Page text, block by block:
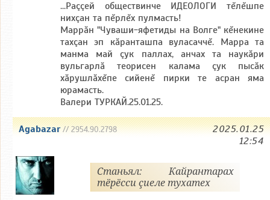
...Раççей обществинче ИДЕОЛОГИ тĕлĕшпе
нихçан та пĕрлĕх пулмасть!
Маррăн "Чуваши-яфетиды на Волге" кĕнекине
тахçан эп кăранташпа вуласаччĕ. Марра та
манма май çук паллах, анчах та наукăри
вульгарлă теорисен калама çук пысăк
хăрушлăхĕпе сийенĕ пирки те асран яма
юрамасть.
Валери ТУРКАЙ.25.01.25.
Agabazar// 2954.90.2798
2025.01.25
12:54
Станьял: Кайрантарах
тёрёсси çиеле тухатех